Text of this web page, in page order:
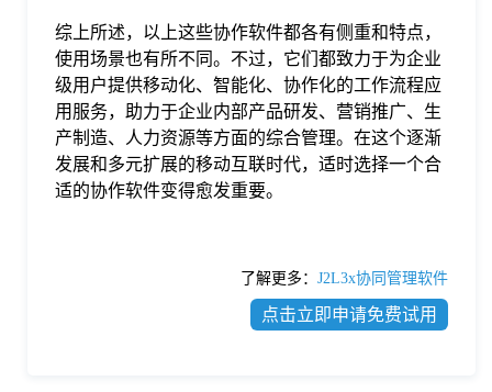
综上所述，以上这些协作软件都各有侧重和特点，
使用场景也有所不同。不过，它们都致力于为企业
级用户提供移动化、智能化、协作化的工作流程应
用服务，助力于企业内部产品研发、营销推广、生
产制造、人力资源等方面的综合管理。在这个逐渐
发展和多元扩展的移动互联时代，适时选择一个合
适的协作软件变得愈发重要。
了解更多： J2L3x协同管理软件
点击立即申请免费试用